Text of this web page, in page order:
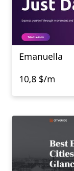
Emanuella
10,8 $/m